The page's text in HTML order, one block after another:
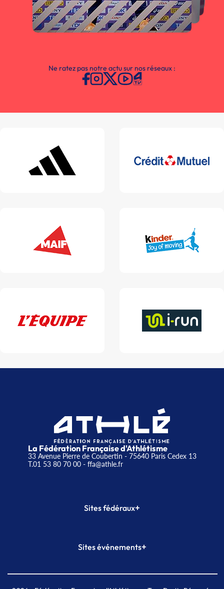
Ne ratez pas notre actu sur nos réseaux :
La Fédération Française d'Athlétisme
33 Avenue Pierre de Coubertin - 75640 Paris Cedex 13
T.01 53 80 70 00- ffa@athle.fr
Sites fédéraux+
Plateforme Formation
Sites événements+
Meeting de Paris indoor